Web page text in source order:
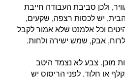
ולכן סביבת העבודה חייבת
יש לכסות רצפה, שקעים,
וכל אלמנט שלא אמור לקבל
אבק, שמש ישירה ולחות.
מוכן. צבע לא נצמד היטב
או חלוד. לפני הריסוס יש